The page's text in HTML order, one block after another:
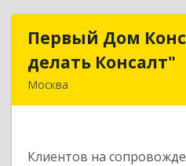
Первый Дом
делать Консалт"
Москва
Клиентов на
Первый Дом